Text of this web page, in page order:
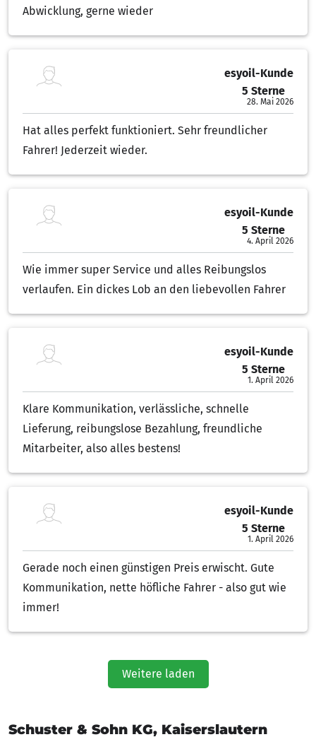
Abwicklung, gerne wieder
esyoil-Kunde
5 Sterne
28. Mai 2026
Hat alles perfekt funktioniert. Sehr freundlicher
Fahrer! Jederzeit wieder.
esyoil-Kunde
5 Sterne
4. April 2026
Wie immer super Service und alles Reibungslos
verlaufen. Ein dickes Lob an den liebevollen Fahrer
esyoil-Kunde
5 Sterne
1. April 2026
Klare Kommunikation, verlässliche, schnelle
Lieferung, reibungslose Bezahlung, freundliche
Mitarbeiter, also alles bestens!
esyoil-Kunde
5 Sterne
1. April 2026
Gerade noch einen günstigen Preis erwischt. Gute
Kommunikation, nette höfliche Fahrer - also gut wie
immer!
Weitere laden
Schuster & Sohn KG, Kaiserslautern